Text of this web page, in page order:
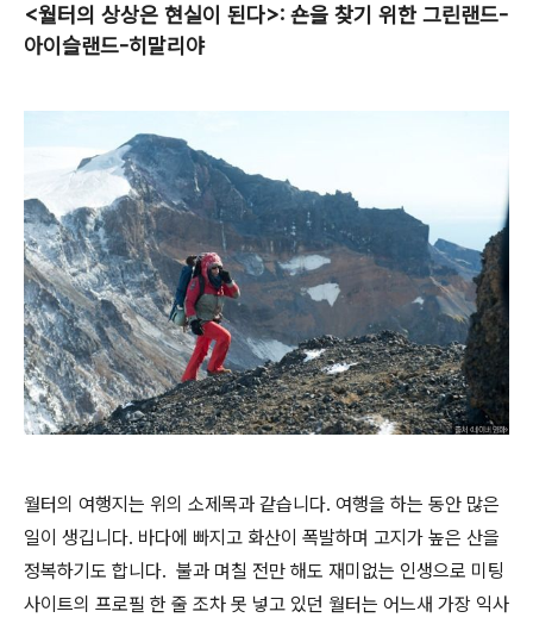
<월터의 상상은 현실이 된다>: 숀을 찾기 위한 그린랜드-
아이슬랜드-히말리야
월터의 여행지는 위의 소제목과 같습니다. 여행을 하는 동안 많은
일이 생깁니다. 바다에 빠지고 화산이 폭발하며 고지가 높은 산을
정복하기도 합니다. 불과 며칠 전만 해도 재미없는 인생으로 미팅
사이트의 프로필 한 줄 조차 못 넣고 있던 월터는 어느새 가장 익사